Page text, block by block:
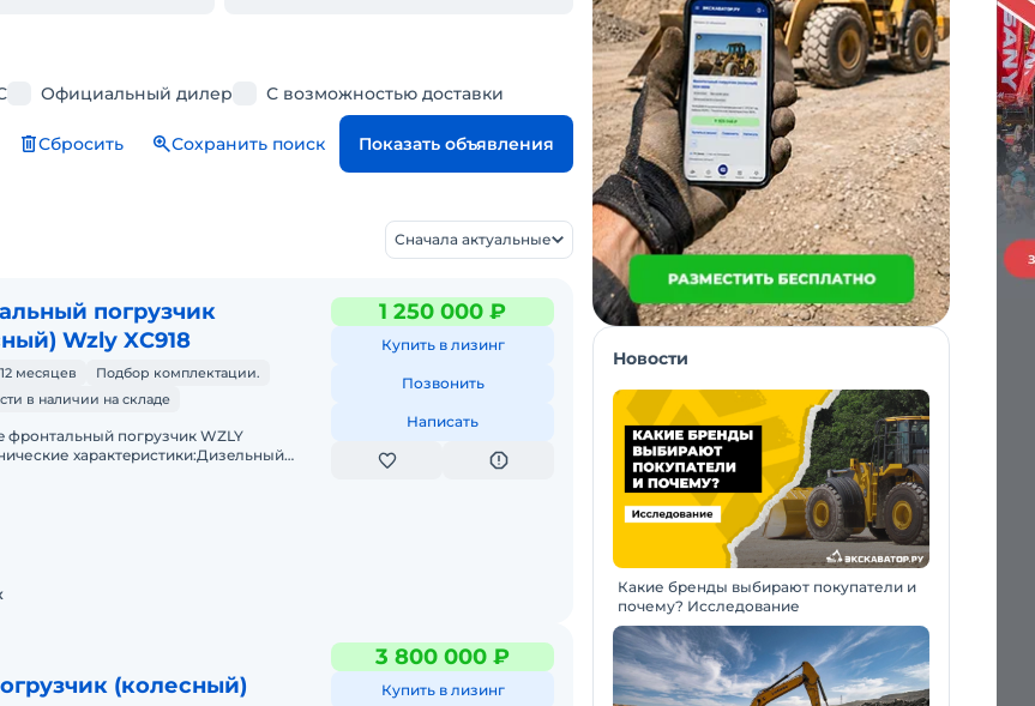
Официальный дилер С возможностью доставки
Сбросить Сохранить поиск Показать объявления
Сначала актуальные
погрузчик
Wzly XC918
месяцев
Подбор комплектации.
в наличии на складе
фронтальный погрузчик WZLY
хаpактeриcтики:Дизeльный
1 250 000 ₽
Купить в лизинг
Позвонить
Написать
(колесный)
3 800 000 ₽
Купить в лизинг
Новости
Какие бренды выбирают покупатели и
почему? Исследование